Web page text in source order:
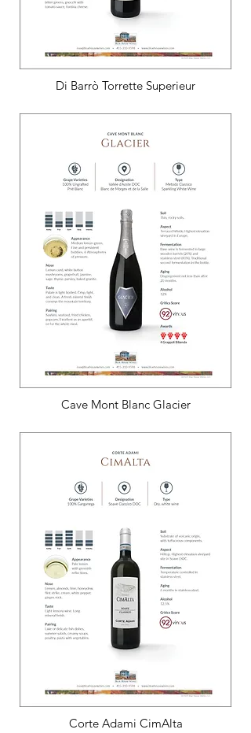
Di Barrò Torrette Superieur
Cave Mont Blanc Glacier
Corte Adami CimAlta